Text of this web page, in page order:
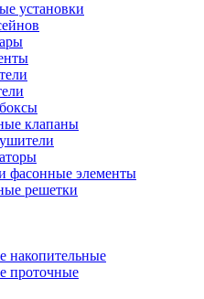
установки
клапаны
фасонные элементы
решетки
накопительные
проточные